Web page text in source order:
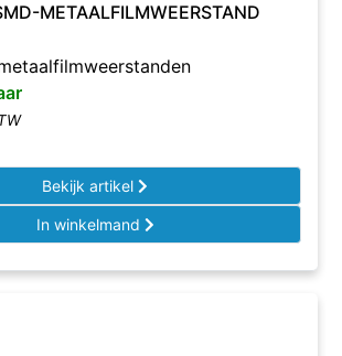
METAALFILMWEERSTAND
Bekijk artikel
In winkelmand